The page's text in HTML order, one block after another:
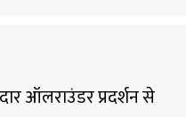
ऑलराउंडर प्रदर्शन से